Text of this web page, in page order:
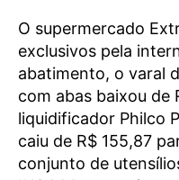
O supermercado
exclusivos pela
abatimento, o varal
com abas baixou de
liquidificador Philco
caiu de R$ 155,87
conjunto de